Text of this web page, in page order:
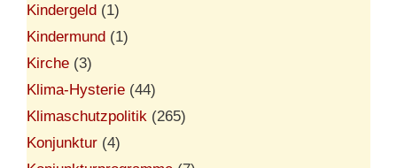
Kindergeld (1)
Kindermund (1)
Kirche (3)
Klima-Hysterie (44)
Klimaschutzpolitik (265)
Konjunktur (4)